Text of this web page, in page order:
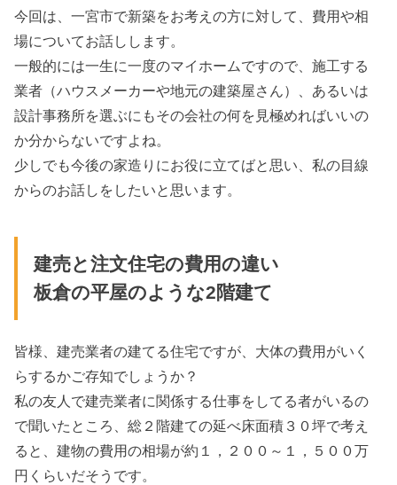
今回は、一宮市で新築をお考えの方に対して、費用や相
場についてお話しします。
一般的には一生に一度のマイホームですので、施工する
業者（ハウスメーカーや地元の建築屋さん）、あるいは
設計事務所を選ぶにもその会社の何を見極めればいいの
か分からないですよね。
少しでも今後の家造りにお役に立てばと思い、私の目線
からのお話しをしたいと思います。
建売と注文住宅の費用の違い
板倉の平屋のような2階建て
皆様、建売業者の建てる住宅ですが、大体の費用がいく
らするかご存知でしょうか？
私の友人で建売業者に関係する仕事をしてる者がいるの
で聞いたところ、総２階建ての延べ床面積３０坪で考え
ると、建物の費用の相場が約１，２００～１，５００万
円くらいだそうです。